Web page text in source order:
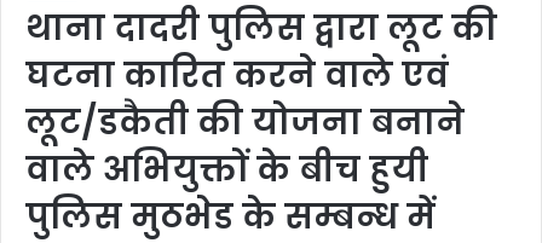
थाना दादरी पुलिस द्वारा लूट की
घटना कारित करने वाले एवं
लूट/डकैती की योजना बनाने
वाले अभियुक्तों के बीच हुयी
पुलिस मुठभेड के सम्बन्ध में